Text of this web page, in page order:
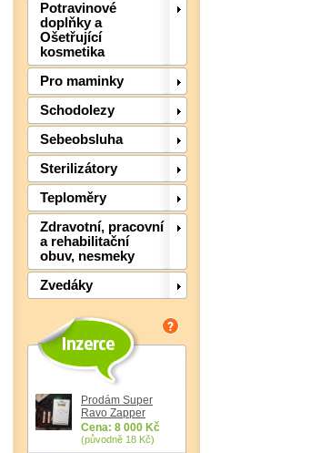
Potravinové
doplňky a
Ošetřující
kosmetika
Pro maminky
Schodolezy
Sebeobsluha
Sterilizátory
Teploměry
Zdravotní, pracovní
a rehabilitační
obuv, nesmeky
Zvedáky
Prodám Super
Ravo Zapper
Cena: 8 000 Kč
(původně 18 Kč)